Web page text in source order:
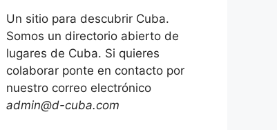
Un sitio para descubrir Cuba.
Somos un directorio abierto de
lugares de Cuba. Si quieres
colaborar ponte en contacto por
nuestro correo electrónico
admin@d-cuba.com